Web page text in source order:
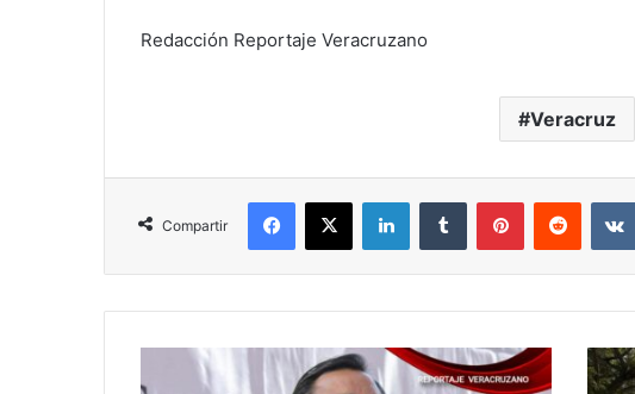
Redacción Reportaje Veracruzano
Veracruz
Compartir
Facebook
X LinkedInTumblr PinterestReddit
Congreso
de
Estalla
el